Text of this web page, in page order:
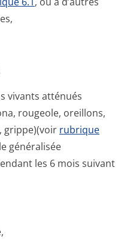
vivants atténués
rougeole, oreillons,
grippe)(voir rubrique
généralisée
les 6 mois suivant